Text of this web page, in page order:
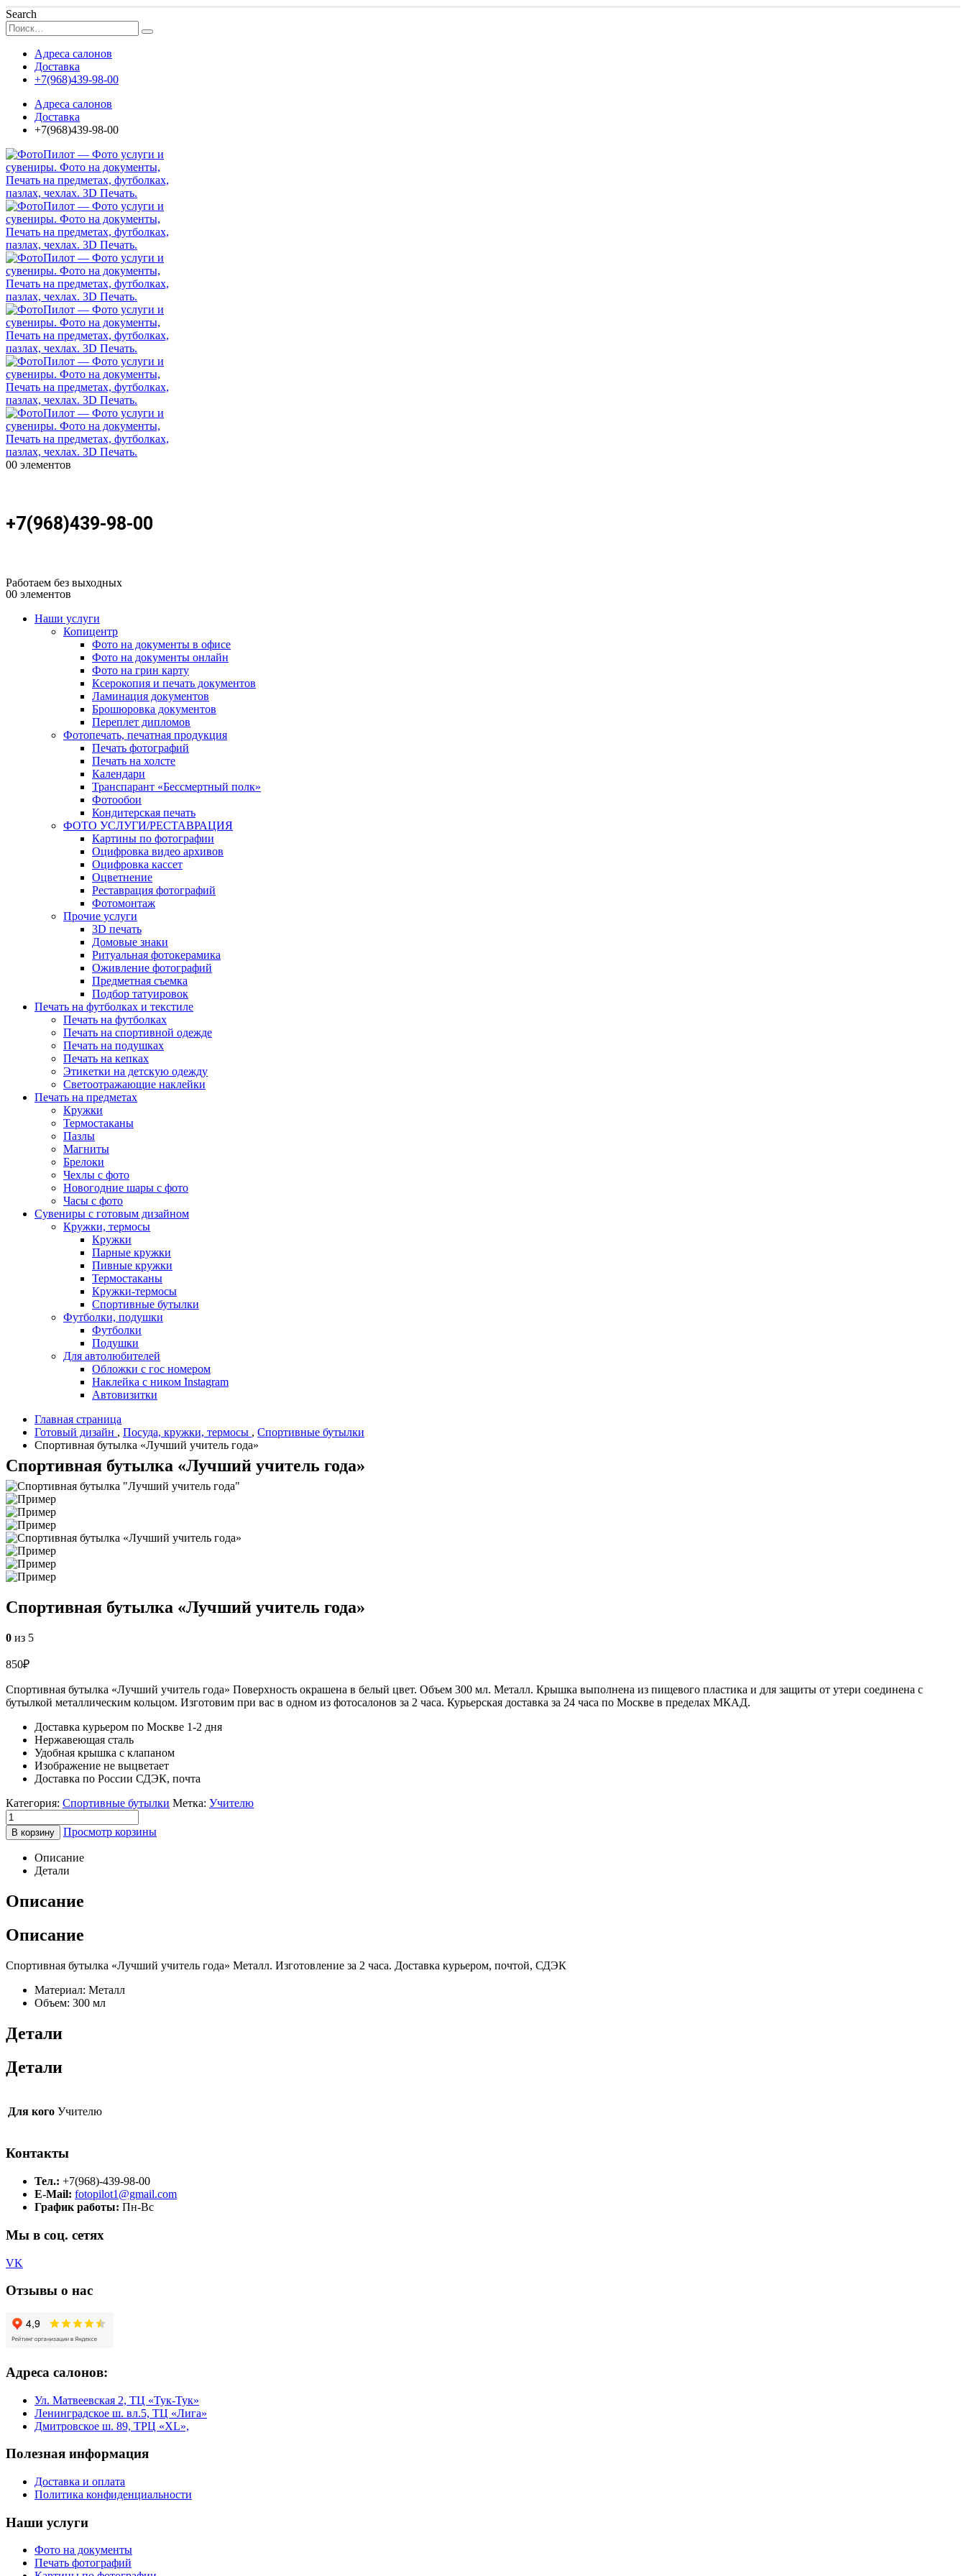
Search
Адреса салонов
Доставка
+7(968)439-98-00
Адреса салонов
Доставка
+7(968)439-98-00
00 элементов
+7(968)439-98-00
Работаем без выходных
00 элементов
Наши услуги
Копицентр
Фото на документы в офисе
Фото на документы онлайн
Фото на грин карту
Ксерокопия и печать документов
Ламинация документов
Брошюровка документов
Переплет дипломов
Фотопечать, печатная продукция
Печать фотографий
Печать на холсте
Календари
Транспарант «Бессмертный полк»
Фотообои
Кондитерская печать
ФОТО УСЛУГИ/РЕСТАВРАЦИЯ
Картины по фотографии
Оцифровка видео архивов
Оцифровка кассет
Оцветнение
Реставрация фотографий
Фотомонтаж
Прочие услуги
3D печать
Домовые знаки
Ритуальная фотокерамика
Оживление фотографий
Предметная съемка
Подбор татуировок
Печать на футболках и текстиле
Печать на футболках
Печать на спортивной одежде
Печать на подушках
Печать на кепках
Этикетки на детскую одежду
Светоотражающие наклейки
Печать на предметах
Кружки
Термостаканы
Пазлы
Магниты
Брелоки
Чехлы с фото
Новогодние шары с фото
Часы с фото
Сувениры с готовым дизайном
Кружки, термосы
Кружки
Парные кружки
Пивные кружки
Термостаканы
Кружки-термосы
Спортивные бутылки
Футболки, подушки
Футболки
Подушки
Для автолюбителей
Обложки с гос номером
Наклейка с ником Instagram
Автовизитки
Главная страница
Готовый дизайн , Посуда, кружки, термосы , Спортивные бутылки
Спортивная бутылка «Лучший учитель года»
Спортивная бутылка «Лучший учитель года»
Спортивная бутылка «Лучший учитель года»
0 из 5
850₽
Спортивная бутылка «Лучший учитель года» Поверхность окрашена в белый цвет. Объем 300 мл. Металл. Крышка выполнена из пищевого пластика и для защиты от утери соединена с
бутылкой металлическим кольцом. Изготовим при вас в одном из фотосалонов за 2 часа. Курьерская доставка за 24 часа по Москве в пределах МКАД.
Доставка курьером по Москве 1-2 дня
Нержавеющая сталь
Удобная крышка с клапаном
Изображение не выцветает
Доставка по России СДЭК, почта
Категория: Спортивные бутылки Метка: Учителю
В корзину Просмотр корзины
Описание
Детали
Описание
Описание
Спортивная бутылка «Лучший учитель года» Металл. Изготовление за 2 часа. Доставка курьером, почтой, СДЭК
Материал: Металл
Объем: 300 мл
Детали
Детали
Для кого Учителю
Контакты
Тел.: +7(968)-439-98-00
E-Mail: fotopilot1@gmail.com
График работы: Пн-Вс
Мы в соц. сетях
VK
Отзывы о нас
Адреса салонов:
Ул. Матвеевская 2, ТЦ «Тук-Тук»
Ленинградское ш. вл.5, ТЦ «Лига»
Дмитровское ш. 89, ТРЦ «XL»,
Полезная информация
Доставка и оплата
Политика конфиденциальности
Наши услуги
Фото на документы
Печать фотографий